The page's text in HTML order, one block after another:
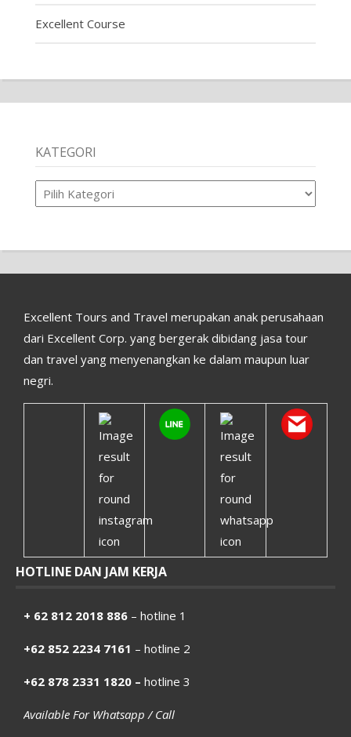
Excellent Course
KATEGORI
Kategori
Excellent Tours and Travel merupakan anak perusahaan
dari Excellent Corp. yang bergerak dibidang jasa tour
dan travel yang menyenangkan ke dalam maupun luar
negri.
HOTLINE DAN JAM KERJA
+ 62 812 2018 886 – hotline 1
+62 852 2234 7161 – hotline 2
+62 878 2331 1820 – hotline 3
Available For Whatsapp / Call